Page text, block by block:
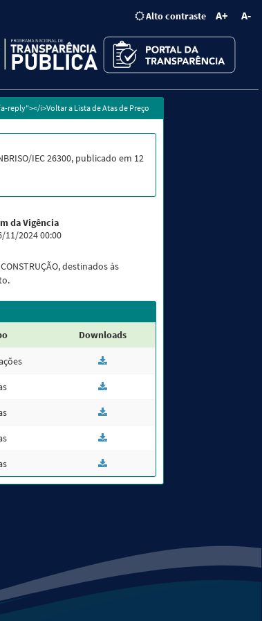
Alto contraste A+ A-
reply"></i>Voltar a Lista de Atas de Preço
IEC 26300, publicado em 12
da Vigência
11/2024 00:00
destinados às
Downloads